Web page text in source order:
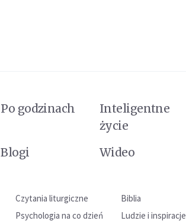
Po godzinach
Inteligentne
życie
Blogi Wideo
Czytania liturgiczne
Biblia
Psychologia na co dzień Ludzie i inspiracje